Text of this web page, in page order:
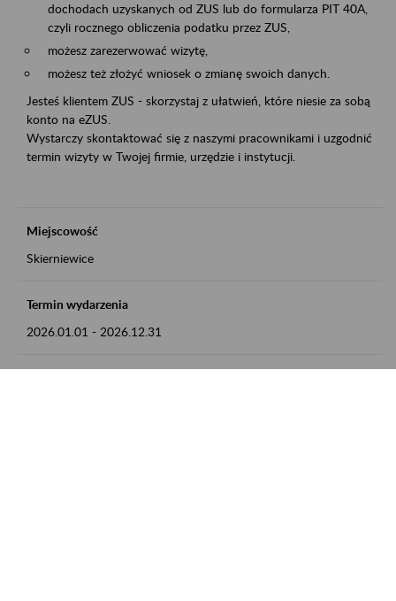
dochodach uzyskanych od ZUS lub do formularza PIT 40A,
czyli rocznego obliczenia podatku przez ZUS,
możesz zarezerwować wizytę,
możesz też złożyć wniosek o zmianę swoich danych.
Jesteś klientem ZUS - skorzystaj z ułatwień, które niesie za sobą
konto na eZUS.
Wystarczy skontaktować się z naszymi pracownikami i uzgodnić
termin wizyty w Twojej firmie, urzędzie i instytucji.
Miejscowość
Skierniewice
Termin wydarzenia
2026.01.01 - 2026.12.31